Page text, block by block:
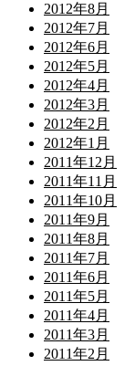
2012年8月
2012年7月
2012年6月
2012年5月
2012年4月
2012年3月
2012年2月
2012年1月
2011年12月
2011年11月
2011年10月
2011年9月
2011年8月
2011年7月
2011年6月
2011年5月
2011年4月
2011年3月
2011年2月